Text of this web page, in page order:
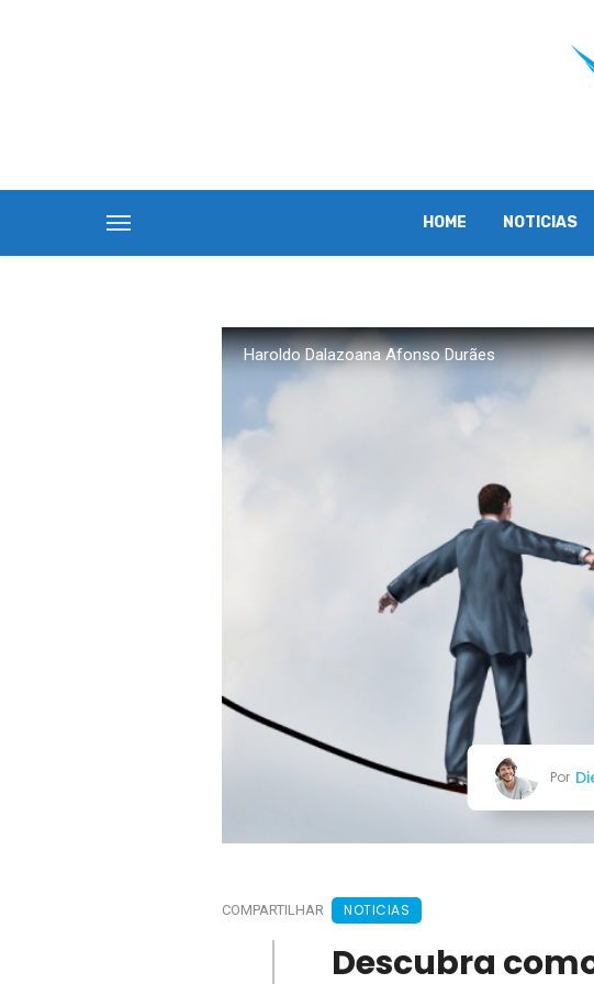
HOME NOTICIAS
Haroldo Dalazoana Afonso Durães
Por
COMPARTILHAR NOTICIAS
Descubra